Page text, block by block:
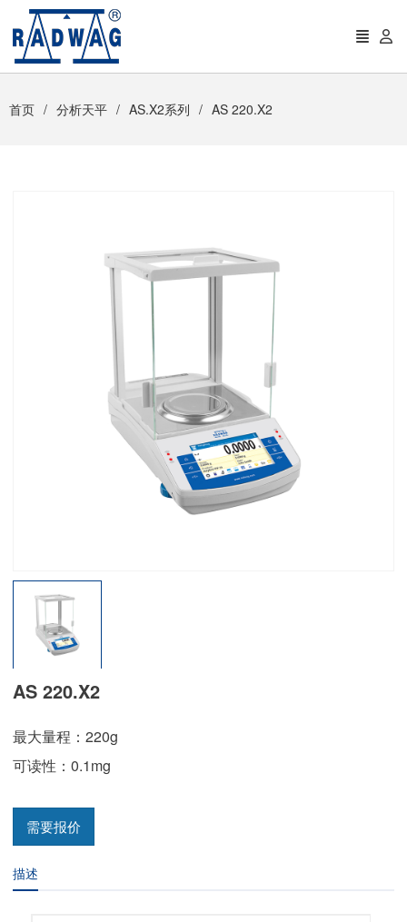
首页 分析天平 AS.X2系列 AS 220.X2
AS 220.X2
最大量程：220g
可读性：0.1mg
需要报价
描述